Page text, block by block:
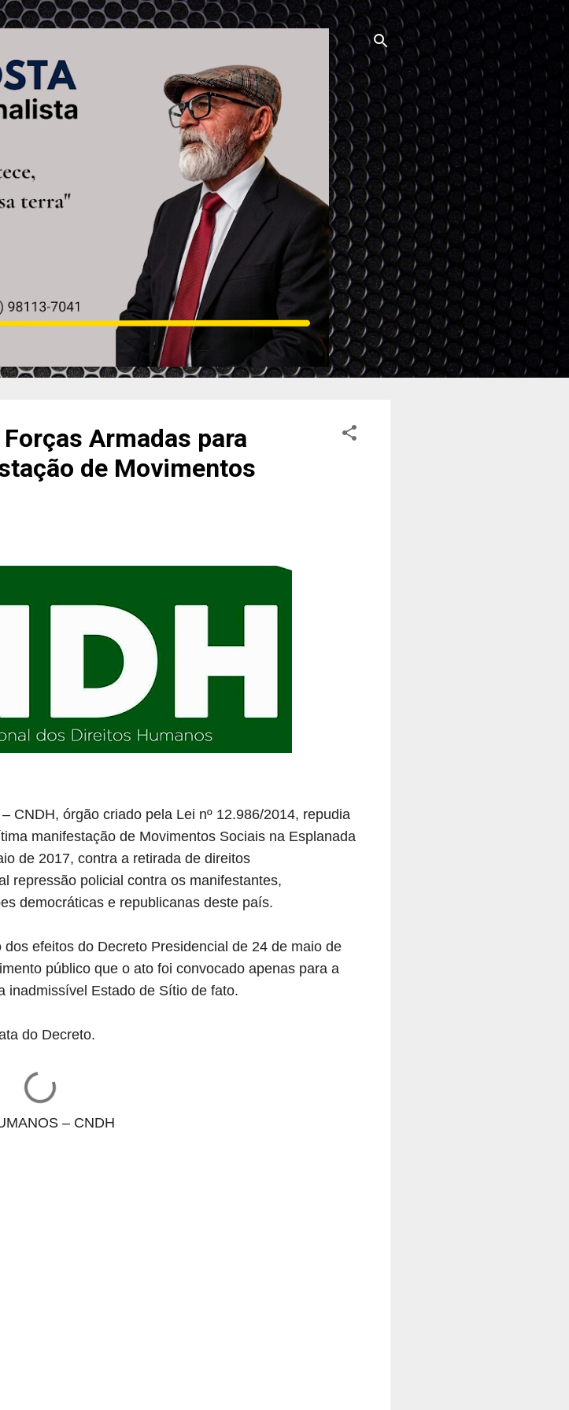
o conteúdo principal
Armadas para
de Movimentos
CNDH, órgão criado pela Lei nº 12.986/2014, repudia
manifestação de Movimentos Sociais na Esplanada
de 2017, contra a retirada de direitos
repressão policial contra os manifestantes,
democráticas e republicanas deste país.
efeitos do Decreto Presidencial de 24 de maio de
público que o ato foi convocado apenas para a
inadmissível Estado de Sítio de fato.
do Decreto.
– CNDH